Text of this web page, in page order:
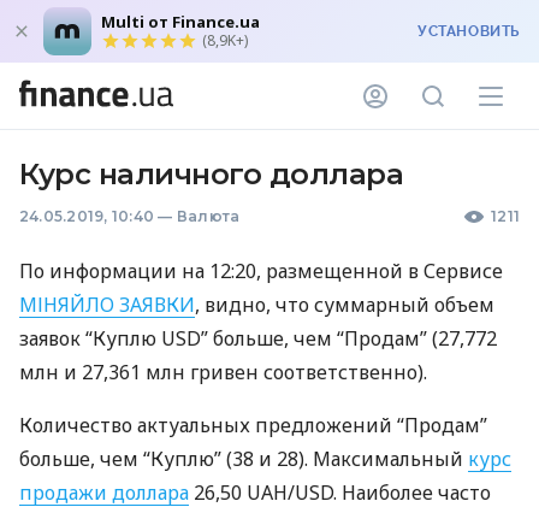
Multi от Finance.ua
(8,9K+) УСТАНОВИТЬ
Курс наличного доллара
24.05.2019, 10:40 — Валюта 1211
По информации на 12:20, размещенной в Сервисе
МІНЯЙЛОЗАЯВКИ, видно, что суммарный объем
заявок “Куплю USD” больше, чем “Продам” (27,772
млн и 27,361 млн гривен соответственно).
Количество актуальных предложений “Продам”
больше, чем “Куплю” (38 и 28). Максимальный курс
продажи доллара 26,50 UAH/USD. Наиболее часто